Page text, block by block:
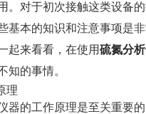
。对于初次接触这类设备的
基本的知识和注意事项是
起来看看，在使用硫氮分
知的事情。
理
的工作原理是至关重要的